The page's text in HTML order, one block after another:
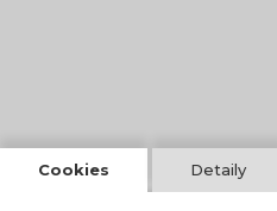
Cookies Detaily